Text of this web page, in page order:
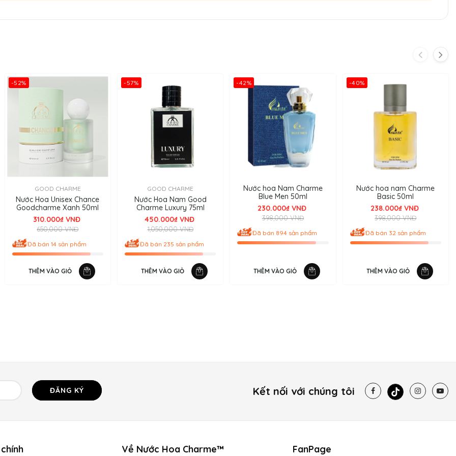
Good Charme Class 75ml
phong cách quý tộc, sang trọng nhưng đầy mạnh mẽ, thể hiện sự hào phóng, quý khí phù hợp phong cách ông chủ, doanh
giác tươi mát của cam quýt, hoa cỏ và va-ni khiến người dùng cảm thấy dễ chịu.
-52%
GOOD CHARME
Nước Hoa Unisex Chance
Goodcharme Xanh 50ml
310.000₫ VNĐ
650,000 VNĐ
Đã bán 14 sản phẩm
THÊM VÀO GIỎ
-57%
GOOD CHARME
Nước Hoa Nam Good
Charme Luxury 75ml
450.000₫ VNĐ
1,050,000 VNĐ
Đã bán 235 sản phẩm
THÊM VÀO GIỎ
-42%
Nước hoa Nam Charme
Blue Men 50ml
230.000₫ VNĐ
398,000 VNĐ
Đã bán 894 sản phẩm
THÊM VÀO GIỎ
-40%
Nước hoa nam Charme
Basic 50ml
238.000₫ VNĐ
398,000 VNĐ
Đã bán 32 sản phẩm
THÊM VÀO GIỎ
ĐĂNG KÝ Kết nối với chúng tôi
Về Nước Hoa Charme™ FanPage